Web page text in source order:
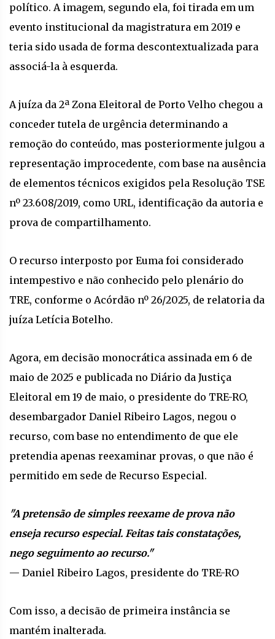
político. A imagem, segundo ela, foi tirada em um
evento institucional da magistratura em 2019 e
teria sido usada de forma descontextualizada para
associá-la à esquerda.
A juíza da 2ª Zona Eleitoral de Porto Velho chegou a
conceder tutela de urgência determinando a
remoção do conteúdo, mas posteriormente julgou a
representação improcedente, com base na ausência
de elementos técnicos exigidos pela Resolução TSE
nº 23.608/2019, como URL, identificação da autoria e
prova de compartilhamento.
O recurso interposto por Euma foi considerado
intempestivo e não conhecido pelo plenário do
TRE, conforme o Acórdão nº 26/2025, de relatoria da
juíza Letícia Botelho.
Agora, em decisão monocrática assinada em 6 de
maio de 2025 e publicada no Diário da Justiça
Eleitoral em 19 de maio, o presidente do TRE-RO,
desembargador Daniel Ribeiro Lagos, negou o
recurso, com base no entendimento de que ele
pretendia apenas reexaminar provas, o que não é
permitido em sede de Recurso Especial.
"A pretensão de simples reexame de prova não
enseja recurso especial. Feitas tais constatações,
nego seguimento ao recurso."
— Daniel Ribeiro Lagos, presidente do TRE-RO
Com isso, a decisão de primeira instância se
mantém inalterada.